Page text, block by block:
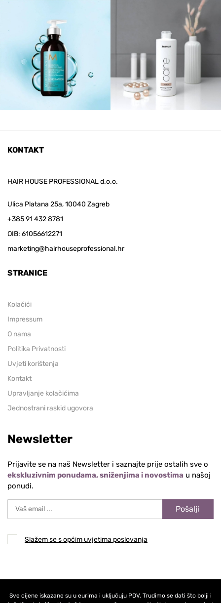
KONTAKT
HAIR HOUSE PROFESSIONAL d.o.o.
Ulica Platana 25a, 10040 Zagreb
+385 91 432 8781
OIB: 61056612271
marketing@hairhouseprofessional.hr
STRANICE
Kolačići
Impressum
O nama
Politika Privatnosti
Uvjeti korištenja
Kontakt
Upravljanje kolačićima
Jednostrani raskid ugovora
Newsletter
Prijavite se na naš Newsletter i saznajte prije ostalih sve o
ekskluzivnim ponudama, sniženjima i novostima u našoj
ponudi.
Pošalji
Slažem se s općim uvjetima poslovanja
Sve cijene iskazane su u eurima i uključuju PDV. Trudimo se dati što bolji i